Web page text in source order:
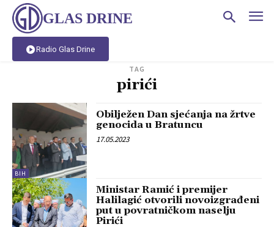
GLAS DRINE
Radio Glas Drine
TAG
pirići
BIH
Obilježen Dan sjećanja na žrtve
genocida u Bratuncu
17.05.2023
Ministar Ramić i premijer
Halilagić otvorili novoizgrađeni
put u povratničkom naselju
Pirići